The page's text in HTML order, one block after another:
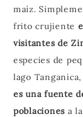
maíz.
frito crujiente
visitantes de
especies de
lago
es una fuente
poblaciones a